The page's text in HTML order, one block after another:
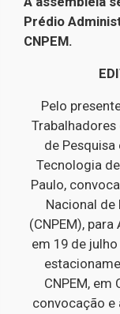
Prédio
CNPEM.
Pelo
de
Tecnologia
Paulo,
Nacional de
(CNPEM),
em 19 de
CNPEM, em
convocação e